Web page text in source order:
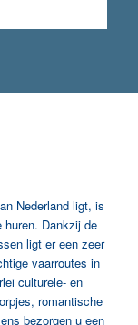
Nederland ligt, is
huren. Dankzij de
ligt er een zeer
vaarroutes in
culturele- en
romantische
bezorgen u een